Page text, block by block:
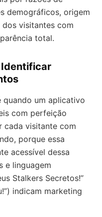
demográficos, origem
visitantes com
total.
Identificar
quando um aplicativo
com perfeição
cada visitante com
porque essa
acessível dessa
e linguagem
Stalkers Secretos!”
indicam marketing